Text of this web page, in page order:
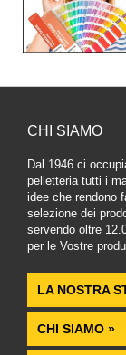
CHI SIAMO
Dal 1946 ci
pelletteria tutti i
idee che rendono
selezione dei
servendo oltre
per le Vostre
LA NOSTRA
CHI SIAMO »